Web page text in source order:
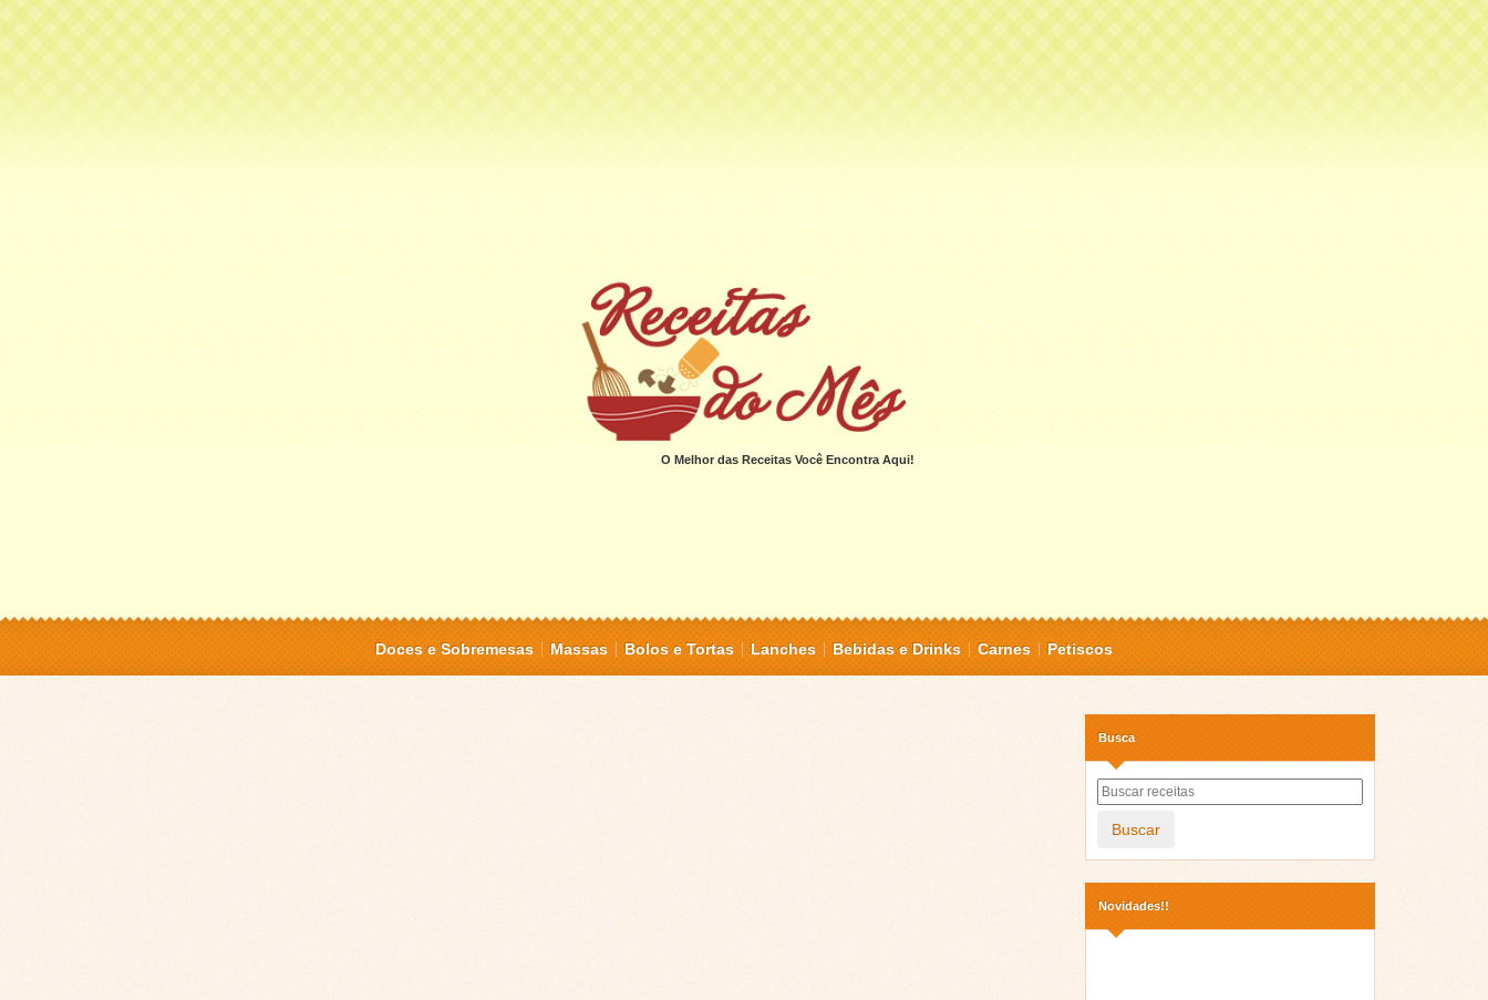
O Melhor das Receitas Você Encontra Aqui!
Doces e Sobremesas Massas Bolos e Tortas Lanches Bebidas e Drinks Carnes Petiscos
Busca
Buscar
Novidades!!